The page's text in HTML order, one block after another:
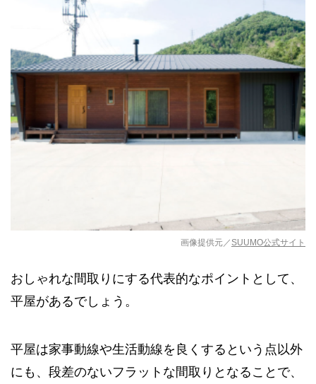
画像提供元／SUUMO公式サイト
おしゃれな間取りにする代表的なポイントとして、
平屋があるでしょう。
平屋は家事動線や生活動線を良くするという点以外
にも、段差のないフラットな間取りとなることで、